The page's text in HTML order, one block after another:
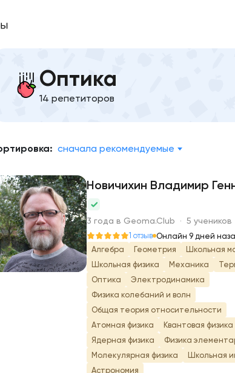
Оптика
14 репетиторов
сначала рекомендуемые
Н
Новичихин Владимир
3 года в Geoma.Club · 5 учеников
1 отзыв Онлайн 9 дней
Алгебра
Геометрия
Школьная
Школьная физика
Механика
Оптика
Электродинамика
Физика колебаний и волн
Общая теория относительности
Атомная физика
Квантовая физика
Ядерная физика
Физика
Молекулярная физика
Школьная
Астрономия